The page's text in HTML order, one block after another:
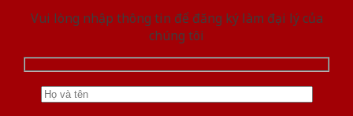
Vui lòng nhập thông tin để đăng ký làm đại lý của
chúng tôi